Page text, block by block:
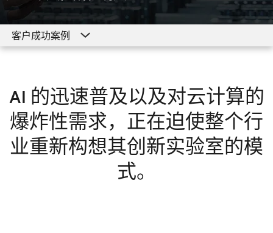
客户成功案例
资源
探索Hyperscale解决方案
AI 的迅速普及以及对云计算的
爆炸性需求，正在迫使整个行
业重新构想其创新实验室的模
式。